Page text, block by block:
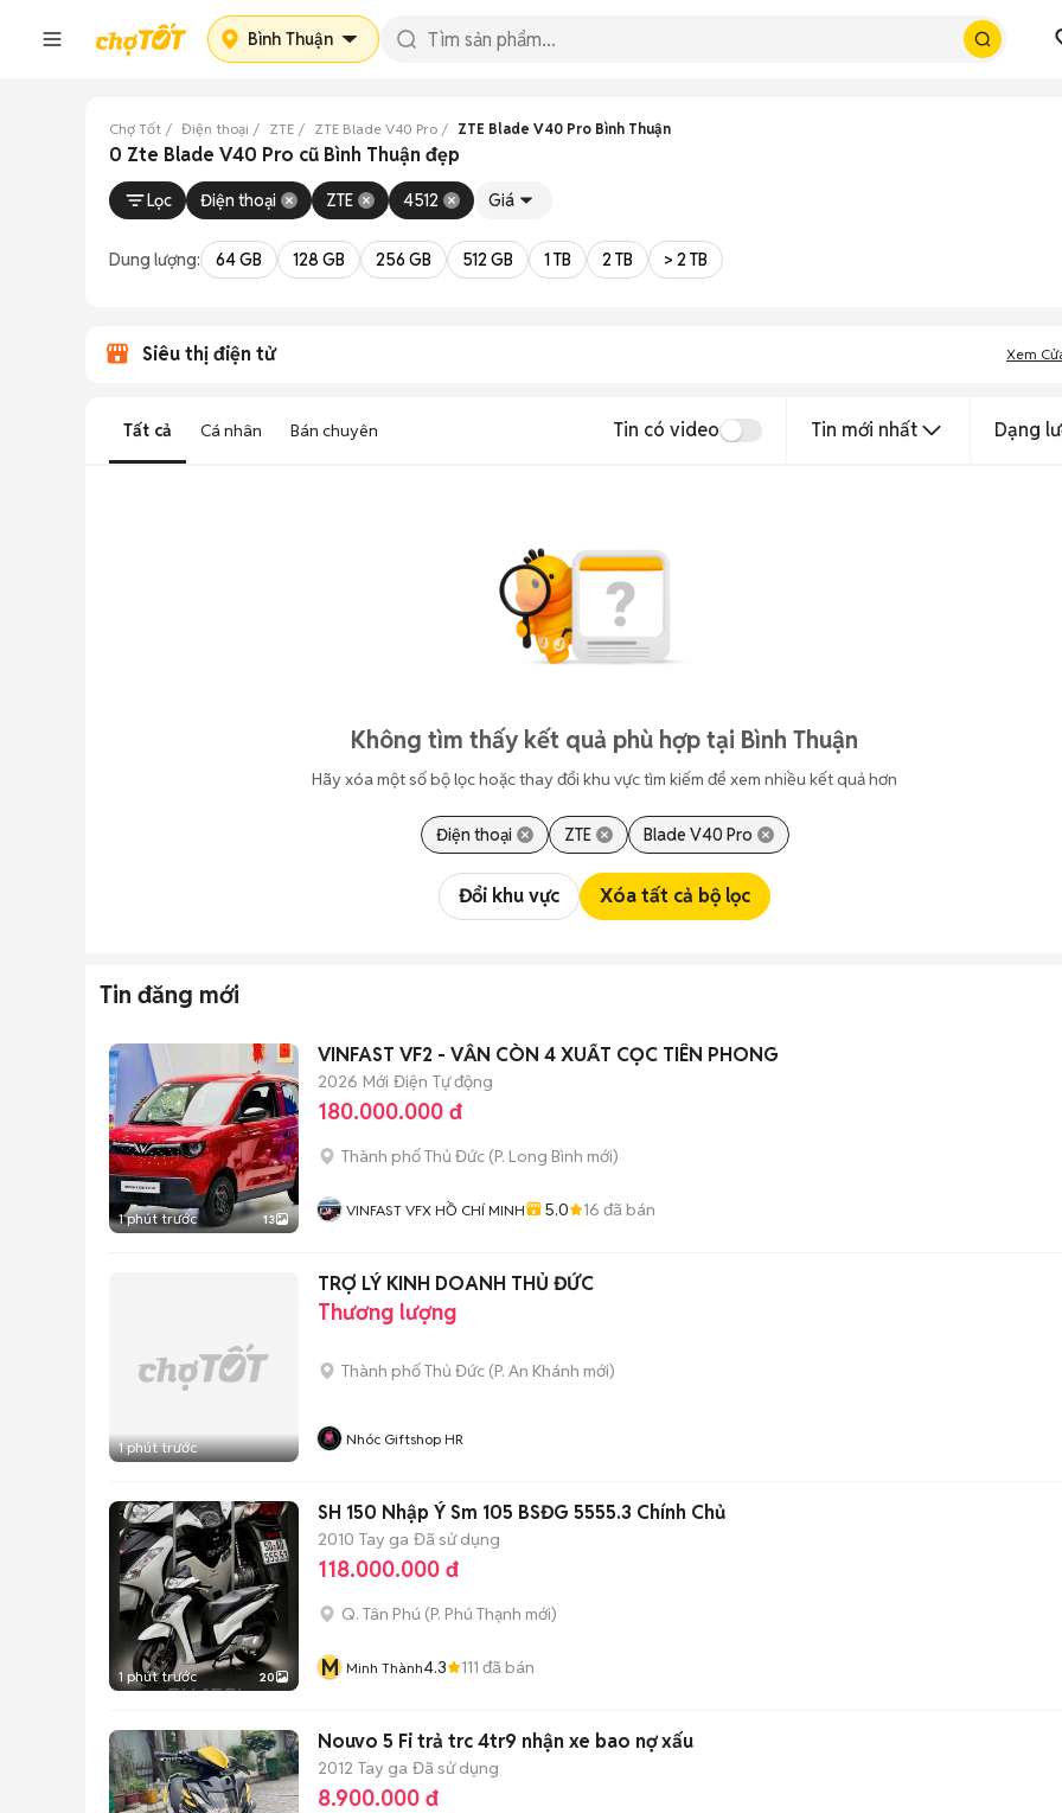
Bình Thuận
Chợ Tốt Điện thoại ZTE ZTE Blade V40 Pro ZTE Blade V40 Pro Bình Thuận
0 Zte Blade V40 Pro cũ Bình Thuận đẹp
Lọc Điện thoại ZTE 4512 Giá
Dung lượng: 64 GB 128 GB 256 GB 512 GB 1 TB 2 TB > 2 TB
Siêu thị điện tử Xem
Tất cả Cá nhân Bán chuyên Tin có video Tin mới nhất Dạng
Không tìm thấy kết quả phù hợp tại Bình Thuận
Hãy xóa một số bộ lọc hoặc thay đổi khu vực tìm kiếm để xem nhiều kết quả hơn
Điện thoại ZTE Blade V40 Pro
Đổi khu vực Xóa tất cả bộ lọc
Tin đăng mới
1 phút trước 13
VINFAST VF2 - VẪN CÒN 4 XUẤT CỌC TIÊN PHONG
2026 Mới Điện Tự động
180.000.000 đ
Thành phố Thủ Đức (P. Long Bình mới)
VINFAST VFX HỒ CHÍ MINH 5.0 16 đã bán
1 phút trước
TRỢ LÝ KINH DOANH THỦ ĐỨC
Thương lượng
Thành phố Thủ Đức (P. An Khánh mới)
Nhóc Giftshop HR
1 phút trước 20
SH 150 Nhập Ý Sm 105 BSĐG 5555.3 Chính Chủ
2010 Tay ga Đã sử dụng
118.000.000 đ
Q. Tân Phú (P. Phú Thạnh mới)
M Minh Thành4.3 111 đã bán
Nouvo 5 Fi trả trc 4tr9 nhận xe bao nợ xấu
2012 Tay ga Đã sử dụng
8.900.000 đ